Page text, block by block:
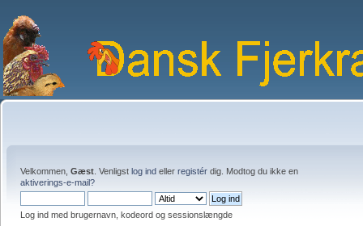
Velkommen, Gæst . Venligst log ind eller registér dig. Modtog du ikke en
aktiverings-e-mail?
Log ind med brugernavn, kodeord og sessionslængde